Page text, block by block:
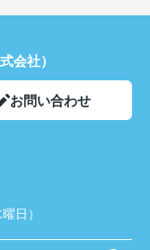
会社）
お問い合わせ
日）